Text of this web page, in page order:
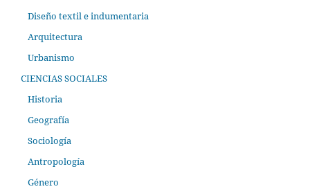
Diseño textil e indumentaria
Arquitectura
Urbanismo
CIENCIAS SOCIALES
Historia
Geografía
Sociología
Antropología
Género